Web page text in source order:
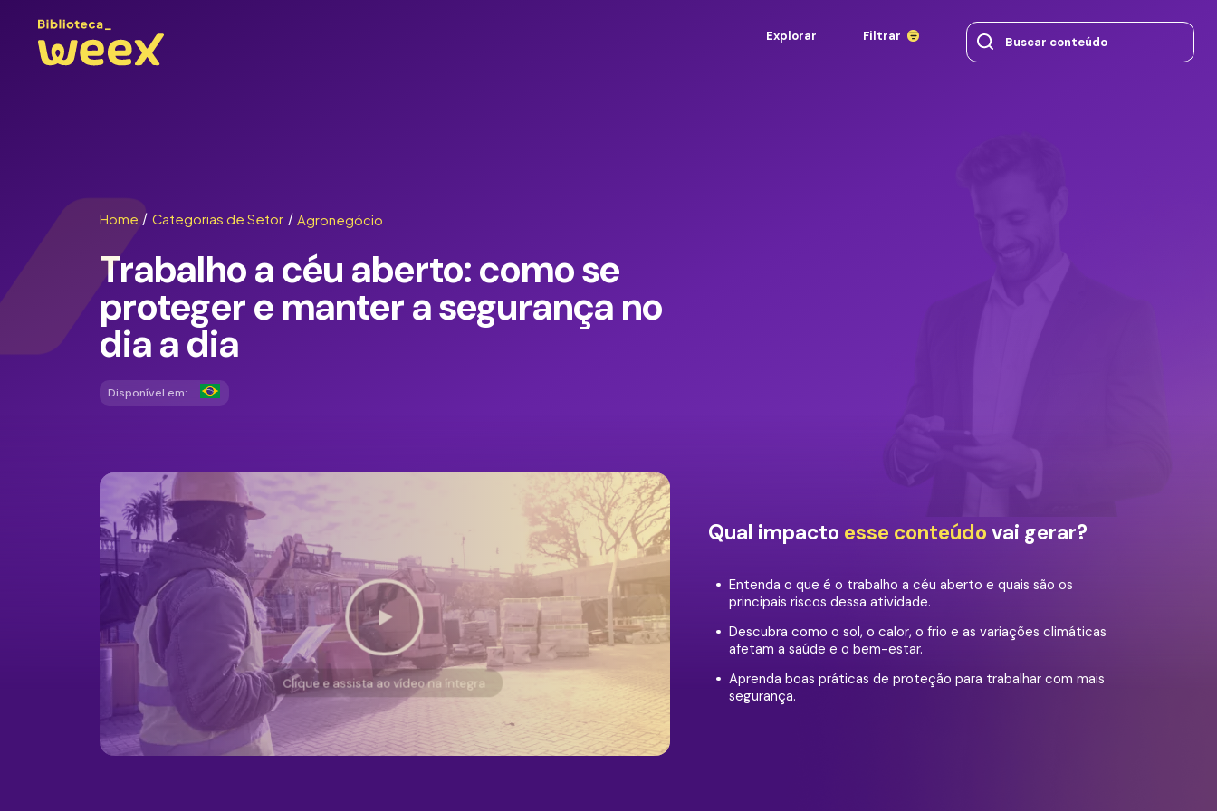
Explorar Filtrar
Home / Categorias de Setor / Agronegócio
Trabalho a céu aberto: como se
proteger e manter a segurança no
dia a dia
Disponível em:
Clique e assista ao vídeo na íntegra
Qual impacto esse conteúdo vai gerar?
Entenda o que é o trabalho a céu aberto e quais são os
principais riscos dessa atividade.
Descubra como o sol, o calor, o frio e as variações climáticas
afetam a saúde e o bem-estar.
Aprenda boas práticas de proteção para trabalhar com mais
segurança.